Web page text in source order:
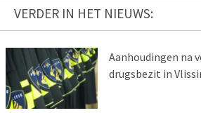
VERDER IN HET NIEUWS:
Aanhoudingen na
drugsbezit in